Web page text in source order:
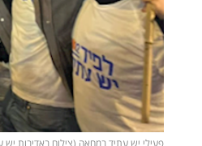
פעילי יש עתיד במחאה (צילום באדיבות יש